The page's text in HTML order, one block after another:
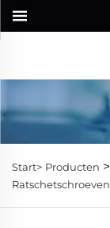
Start> Producten >